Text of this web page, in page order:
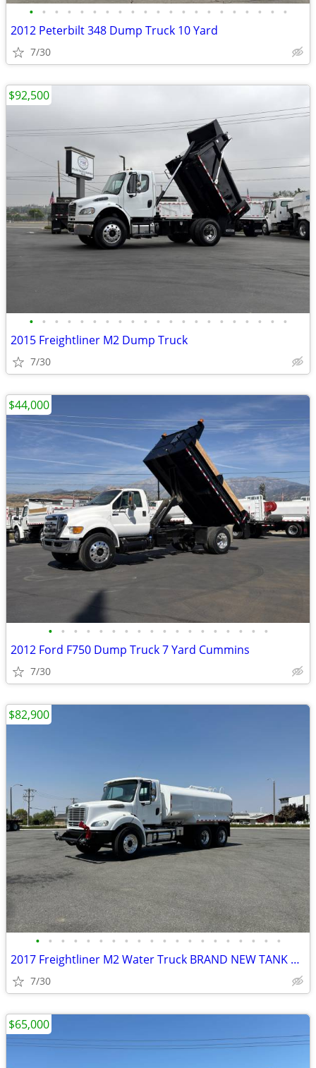
• • • • • • • • • • • • • • • • • • • • •
2012 Peterbilt 348 Dump Truck 10 Yard
7/30
• • • • • • • • • • • • • • • • • • • • •
2015 Freightliner M2 Dump Truck
7/30
$92,500
• • • • • • • • • • • • • • • • • •
2012 Ford F750 Dump Truck 7 Yard Cummins
7/30
$44,000
• • • • • • • • • • • • • • • • • • • •
2017 Freightliner M2 Water Truck BRAND NEW TANK Cummins
7/30
$82,900
$65,000